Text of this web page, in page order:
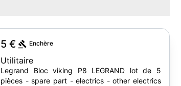
5 € Enchère
Utilitaire
Legrand Bloc viking P8 LEGRAND lot de 5
pièces - spare part - electrics - other electrics